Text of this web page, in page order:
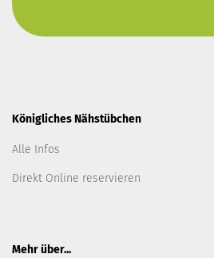
Königliches Nähstübchen
Alle Infos
Direkt Online reservieren
Mehr über...